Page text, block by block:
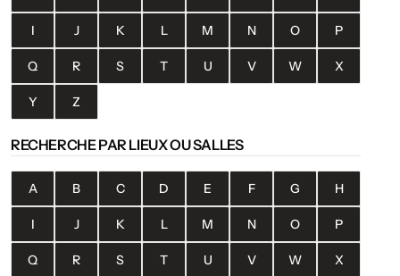
I J K L M N O P
Q R S T U V W X
Y Z
RECHERCHE PAR LIEUX OU SALLES
A B C D E F G H
I J K L M N O P
Q R S T U V W X